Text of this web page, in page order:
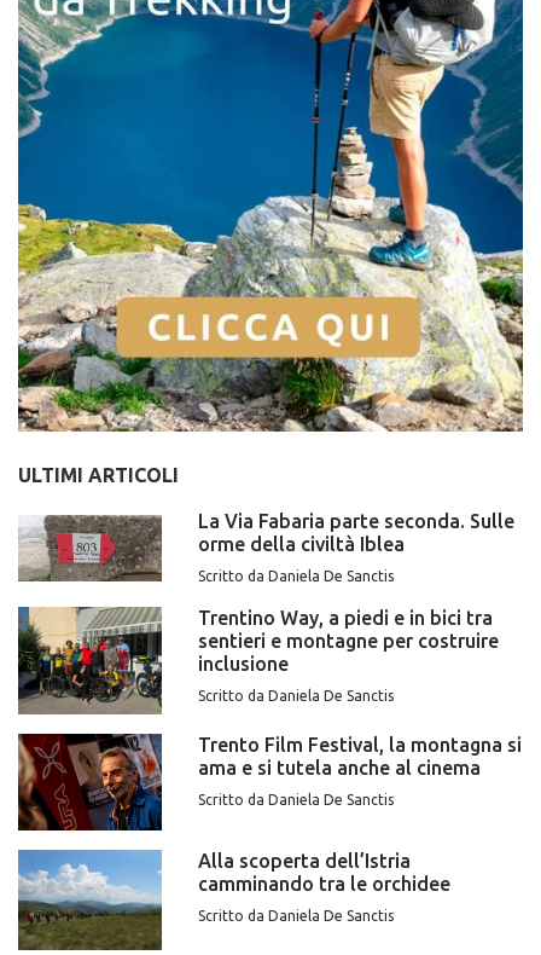
ULTIMI ARTICOLI
La Via Fabaria parte seconda. Sulle
orme della civiltà Iblea
Scritto da Daniela De Sanctis
Trentino Way, a piedi e in bici tra
sentieri e montagne per costruire
inclusione
Scritto da Daniela De Sanctis
Trento Film Festival, la montagna si
ama e si tutela anche al cinema
Scritto da Daniela De Sanctis
Alla scoperta dell’Istria
camminando tra le orchidee
Scritto da Daniela De Sanctis